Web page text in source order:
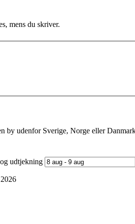
mens du skriver.
by udenfor Sverige, Norge eller
udtjekning